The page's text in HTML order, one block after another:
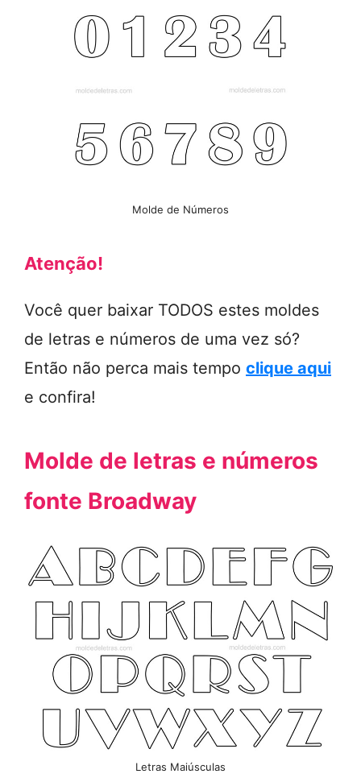
Molde de Números
Atenção!
Você quer baixar TODOS estes moldes
de letras e números de uma vez só?
Então não perca mais tempo clique aqui
e confira!
Molde de letras e números
fonte Broadway
Letras Maiúsculas